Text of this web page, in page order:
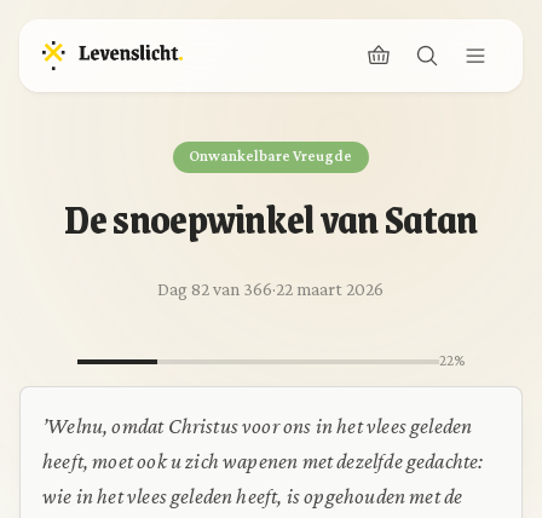
Onwankelbare Vreugde
De snoepwinkel van Satan
Dag 82 van 366·22 maart 2026
22%
’Welnu, omdat Christus voor ons in het vlees geleden
heeft, moet ook u zich wapenen met dezelfde gedachte:
wie in het vlees geleden heeft, is opgehouden met de